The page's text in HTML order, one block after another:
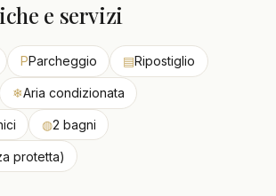
e servizi
PParcheggio ▤Ripostiglio
❄Aria condizionata
◍2 bagni
protetta)